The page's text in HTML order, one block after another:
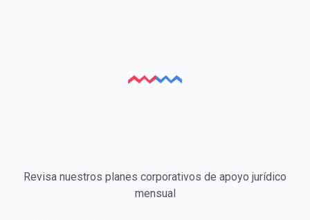
Revisa nuestros planes corporativos de apoyo jurídico
mensual